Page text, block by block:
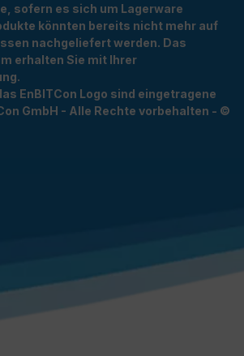
sofern es sich um Lagerware
könnten bereits nicht mehr auf
nachgeliefert werden. Das
erhalten Sie mit Ihrer
EnBITCon Logo sind eingetragene
GmbH - Alle Rechte vorbehalten - ©